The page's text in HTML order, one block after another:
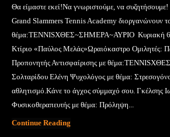
Θα είμαστε εκεί!Να γνωριστούμε, να
Grand Slammers Tennis Academy διοργανώνουν
θέμα:TENNISΧΘΕΣ~ΣΗΜΕΡΑ~ΑΥΡΙΟ ️ Κυριακή 6
Κτίριο «Παύλος Μελάς»Ωραιόκαστρο Ομιλητές:
Προπονητής Αντισφαίρισης με
Σολταρίδου Ελένη Ψυχολόγος με θέμα:
αθλητισμό.Κάνε το άγχος σύμμαχό σου. Γκέλσης
Φυσικοθεραπευτής με θέμα: Πρόληψη...
Continue Reading